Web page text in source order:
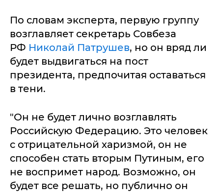
По словам эксперта, первую группу
возглавляет секретарь Совбеза
РФ Николай Патрушев, но он вряд ли
будет выдвигаться на пост
президента, предпочитая оставаться
в тени.
"Он не будет лично возглавлять
Российскую Федерацию. Это человек
с отрицательной харизмой, он не
способен стать вторым Путиным, его
не воспримет народ. Возможно, он
будет все решать, но публично он